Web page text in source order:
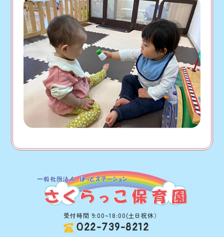
受付時間 9:00~18:00(土日祝休）
022-739-8212